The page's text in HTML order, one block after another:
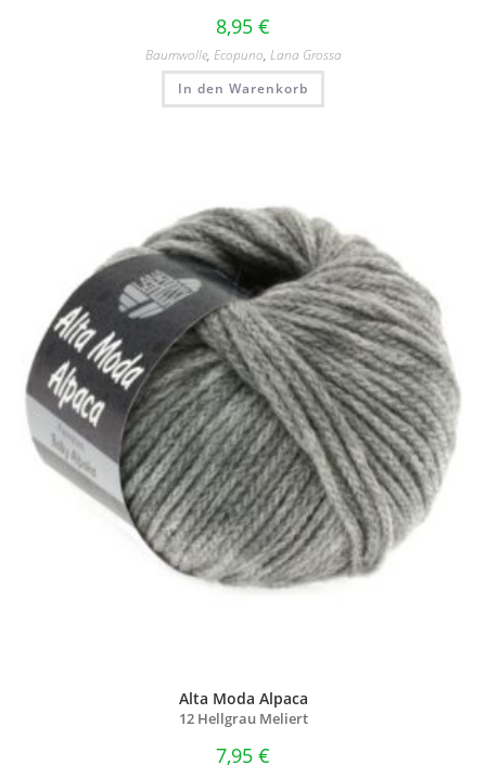
8,95 €
Baumwolle, Ecopuno, Lana Grossa
In den Warenkorb
Alta Moda Alpaca
12 Hellgrau Meliert
7,95 €